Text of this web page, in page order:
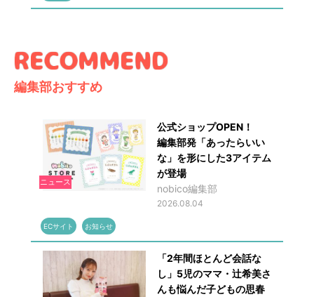
編集部おすすめ
ニュース
公式ショップOPEN！
編集部発「あったらいい
な」を形にした3アイテム
が登場
nobico編集部
2026.08.04
ECサイト お知らせ
「2年間ほとんど会話な
し」5児のママ・辻希美さ
んも悩んだ子どもの思春